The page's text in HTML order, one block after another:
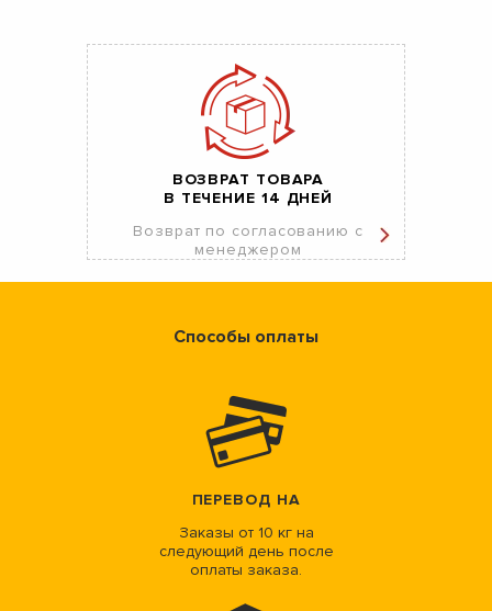
ВОЗВРАТ ТОВАРА
В ТЕЧЕНИЕ 14 ДНЕЙ
Возврат по согласованию с
менеджером
Способы оплаты
ПЕРЕВОД НА
Заказы от 10 кг на
следующий день после
оплаты заказа.